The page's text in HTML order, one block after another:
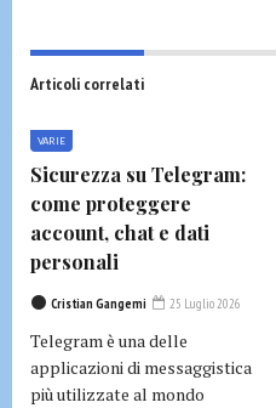
Articoli correlati
VARIE
Sicurezza su Telegram:
come proteggere
account, chat e dati
personali
Cristian Gangemi 25 Luglio 2026
Telegram è una delle
applicazioni di messaggistica
più utilizzate al mondo